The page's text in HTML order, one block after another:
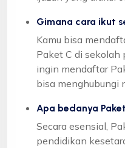
Gimana cara ikut
Kamu bisa
Paket C di sekolah
ingin mendaftar
bisa
Apa bedanya
Secara esensial,
pendidikan